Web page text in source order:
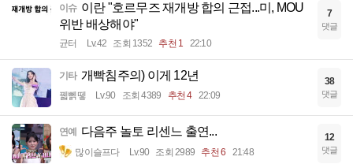
이슈 이란 "호르무즈 재개방 합의 근접...미, MOU
위반 배상해야"
균터 Lv.42 조회 1352 추천 1 22:10
7
댓글
기타 개빡침주의) 이게 12년
꿻뻵뗗 Lv.90 조회 4389 추천 4 22:09
38
댓글
연예 다음주 놀토 리센느 출연...
많이슬프다 Lv.90 조회 2989 추천 6 21:48
12
댓글